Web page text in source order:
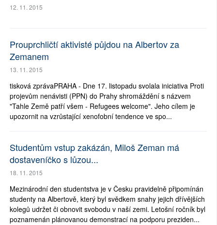
12. 11. 2015
Prouprchličtí aktivisté půjdou na Albertov za
Zemanem
13. 11. 2015
tisková zprávaPRAHA - Dne 17. listopadu svolala iniciativa Proti
projevům nenávisti (PPN) do Prahy shromáždění s názvem
"Tahle Země patří všem - Refugees welcome". Jeho cílem je
upozornit na vzrůstající xenofobní tendence ve spo...
Studentům vstup zakázán, Miloš Zeman má
dostaveníčko s lůzou...
18. 11. 2015
Mezinárodní den studentstva je v Česku pravidelně připomínán
studenty na Albertově, který byl svědkem snahy jejich dřívějších
kolegů udržet či obnovit svobodu v naší zemi. Letošní ročník byl
poznamenán plánovanou demonstrací na podporu preziden...